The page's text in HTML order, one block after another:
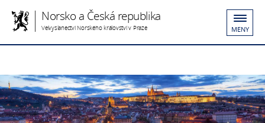
Norsko a Česká republika
Velvyslanectví Norského království v Praze MENY